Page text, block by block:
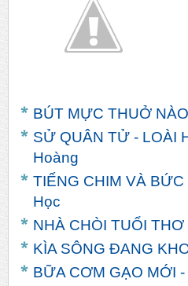
BÚT MỰC THUỞ
SỬ QUÂN TỬ - LOÀI
Hoàng
TIẾNG CHIM VÀ
Học
NHÀ CHÒI TUỔI
KÌA SÔNG ĐANG
BỮA CƠM GẠO MỚI